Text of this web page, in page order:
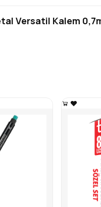
Versatil Kalem